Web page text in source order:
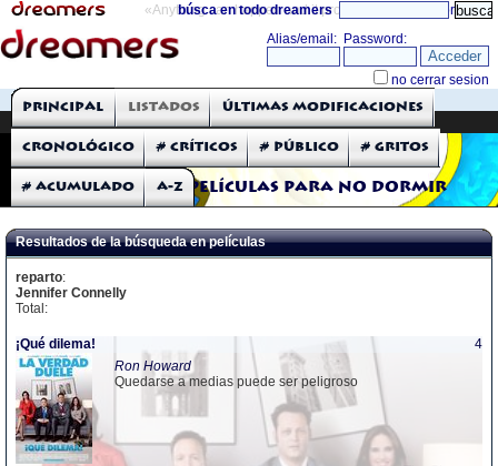
«Anything can happen and it probably will» directorio
búsca en todo dreamers
THE DREAMERS
Críticas: Películas
Películas para no dormir
Principal Listados Últimas modificaciones
Cronológico # Críticos # Público # Gritos
# Acumulado A-Z
Resultados de la búsqueda en películas
reparto:
Jennifer Connelly
Total:
¡Qué dilema!
4
Ron Howard
Quedarse a medias puede ser peligroso